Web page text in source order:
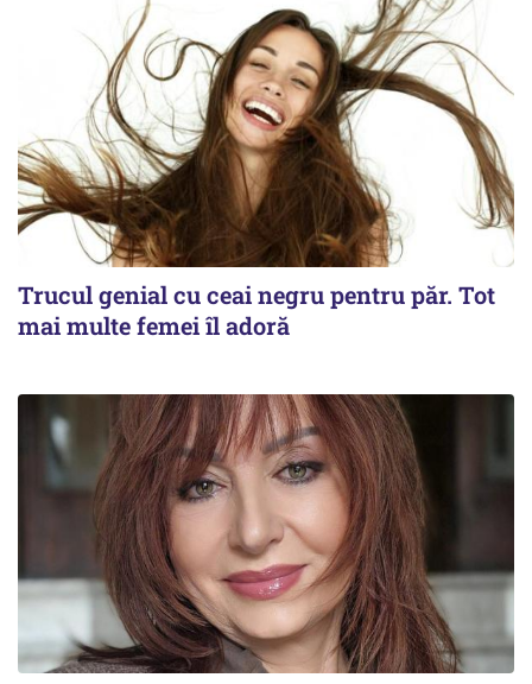
Trucul genial cu ceai negru pentru păr. Tot
mai multe femei îl adoră